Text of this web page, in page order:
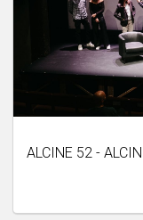
ALCINE 52 -